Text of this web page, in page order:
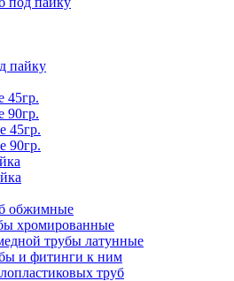
пайку
45гр.
90гр.
45гр.
90гр.
обжимные
хромированные
трубы латунные
и фитинги к ним
труб